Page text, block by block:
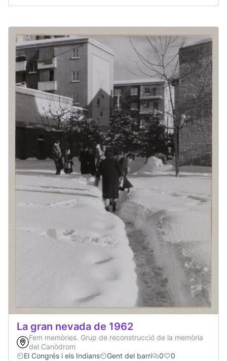
La gran nevada de 1962
Fem memòries. Grup de reconstrucció de la memòria
del Canòdrom
El Congrés i els Indians
Gent del barri 0 0